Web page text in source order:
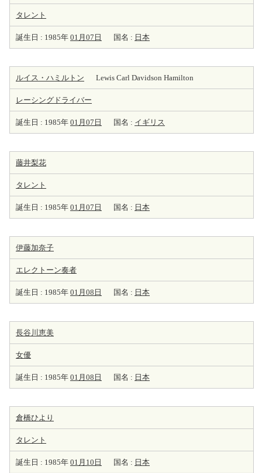
タレント
誕生日 : 1985年 01月07日 国名 : 日本
ルイス・ハミルトン Lewis Carl Davidson Hamilton
レーシングドライバー
誕生日 : 1985年 01月07日 国名 : イギリス
藤井梨花
タレント
誕生日 : 1985年 01月07日 国名 : 日本
伊藤加奈子
エレクトーン奏者
誕生日 : 1985年 01月08日 国名 : 日本
長谷川恵美
女優
誕生日 : 1985年 01月08日 国名 : 日本
倉橋ひより
タレント
誕生日 : 1985年 01月10日 国名 : 日本